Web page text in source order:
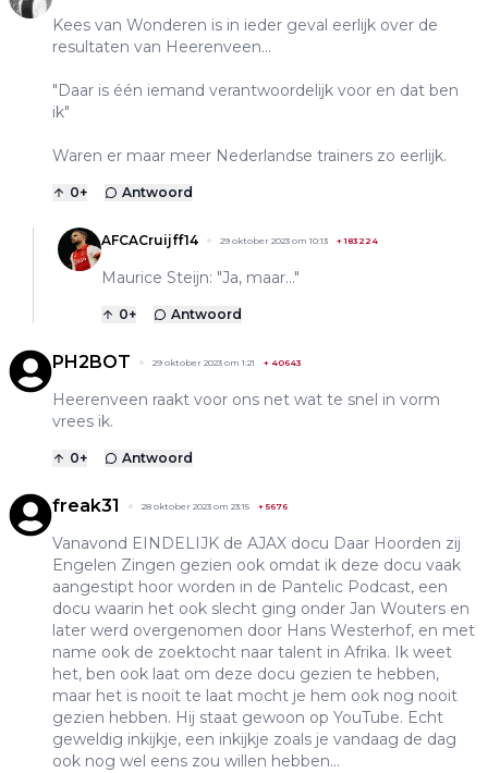
Kees van Wonderen is in ieder geval eerlijk over de
resultaten van Heerenveen...
"Daar is één iemand verantwoordelijk voor en dat ben
ik"
Waren er maar meer Nederlandse trainers zo eerlijk.
0+ Antwoord
AFCACruijff14 29 oktober 2023 om 10:13 +183224
Maurice Steijn: "Ja, maar..."
0+ Antwoord
PH2BOT 29 oktober 2023 om 1:21 + 40643
Heerenveen raakt voor ons net wat te snel in vorm
vrees ik.
0+ Antwoord
freak31 28 oktober 2023 om 23:15 +5676
Vanavond EINDELIJK de AJAX docu Daar Hoorden zij
Engelen Zingen gezien ook omdat ik deze docu vaak
aangestipt hoor worden in de Pantelic Podcast, een
docu waarin het ook slecht ging onder Jan Wouters en
later werd overgenomen door Hans Westerhof, en met
name ook de zoektocht naar talent in Afrika. Ik weet
het, ben ook laat om deze docu gezien te hebben,
maar het is nooit te laat mocht je hem ook nog nooit
gezien hebben. Hij staat gewoon op YouTube. Echt
geweldig inkijkje, een inkijkje zoals je vandaag de dag
ook nog wel eens zou willen hebben...